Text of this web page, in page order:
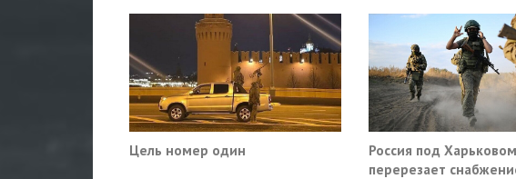
Цель номер один
Россия под Харьковом
перерезает